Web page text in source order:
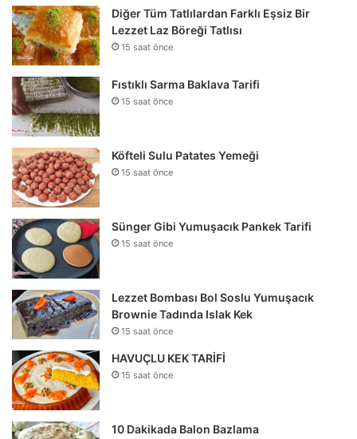
Diğer Tüm Tatlılardan Farklı Eşsiz Bir
Lezzet Laz Böreği Tatlısı
15 saat önce
Fıstıklı Sarma Baklava Tarifi
15 saat önce
Köfteli Sulu Patates Yemeği
15 saat önce
Sünger Gibi Yumuşacık Pankek Tarifi
15 saat önce
Lezzet Bombası Bol Soslu Yumuşacık
Brownie Tadında Islak Kek
15 saat önce
HAVUÇLU KEK TARİFİ
15 saat önce
10 Dakikada Balon Bazlama